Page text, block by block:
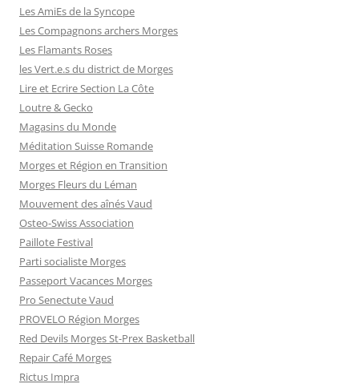
Les AmiEs de la Syncope
Les Compagnons archers Morges
Les Flamants Roses
les Vert.e.s du district de Morges
Lire et Ecrire Section La Côte
Loutre & Gecko
Magasins du Monde
Méditation Suisse Romande
Morges et Région en Transition
Morges Fleurs du Léman
Mouvement des aînés Vaud
Osteo-Swiss Association
Paillote Festival
Parti socialiste Morges
Passeport Vacances Morges
Pro Senectute Vaud
PROVELO Région Morges
Red Devils Morges St-Prex Basketball
Repair Café Morges
Rictus Impra